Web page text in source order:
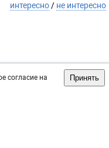
согласие на
Принять
интересно / не интересно
участвовали и